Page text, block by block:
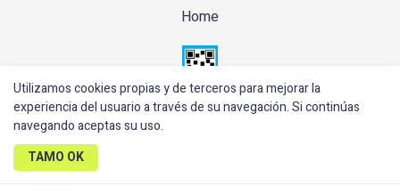
Home
Utilizamos cookies propias y de terceros para mejorar la
experiencia del usuario a través de su navegación. Si continúas
navegando aceptas su uso.
TAMO OK